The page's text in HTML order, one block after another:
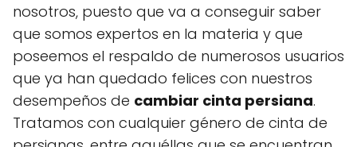
nosotros, puesto que va a conseguir saber
que somos expertos en la materia y que
poseemos el respaldo de numerosos usuarios
que ya han quedado felices con nuestros
desempeños de cambiar cinta persiana.
Tratamos con cualquier género de cinta de